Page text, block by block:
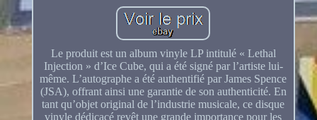
Le produit est un album vinyle LP intitulé « Lethal
Injection » d’Ice Cube, qui a été signé par l’artiste lui-
même. L’autographe a été authentifié par James Spence
(JSA), offrant ainsi une garantie de son authenticité. En
tant qu’objet original de l’industrie musicale, ce disque
vinyle dédicacé revêt une grande importance pour les